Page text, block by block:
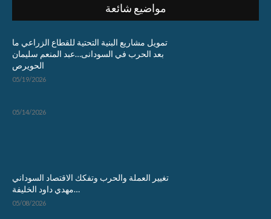
مواضيع شائعة
تمويل مشاريع البنية التحتية للقطاع الزراعي ما
بعد الحرب في السودانى…عبد المنعم سليمان
الحويرص
05/19/2026
05/14/2026
تغيير العملة والحرب وتفكك الاقتصاد السوداني
…مهدي داود الخليفة
05/08/2026